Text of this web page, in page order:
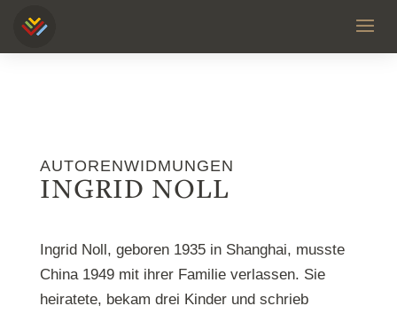
AUTORENWIDMUNGEN
INGRID NOLL
Ingrid Noll, geboren 1935 in Shanghai, musste
China 1949 mit ihrer Familie verlassen. Sie
heiratete, bekam drei Kinder und schrieb